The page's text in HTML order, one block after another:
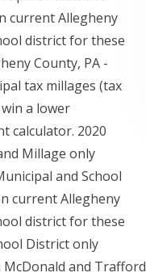
current Allegheny
district for these
County, PA -
tax millages (tax
a lower
calculator. 2020
Millage only
and School
current Allegheny
district for these
District only
and Trafford